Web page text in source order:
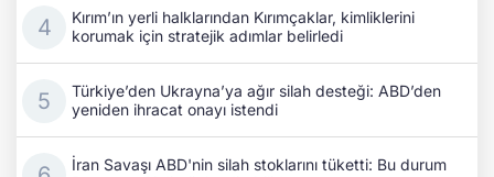
Kırım’ın yerli halklarından Kırımçaklar, kimliklerini
korumak için stratejik adımlar belirledi
Türkiye’den Ukrayna’ya ağır silah desteği: ABD’den
yeniden ihracat onayı istendi
İran Savaşı ABD'nin silah stoklarını tüketti: Bu durum